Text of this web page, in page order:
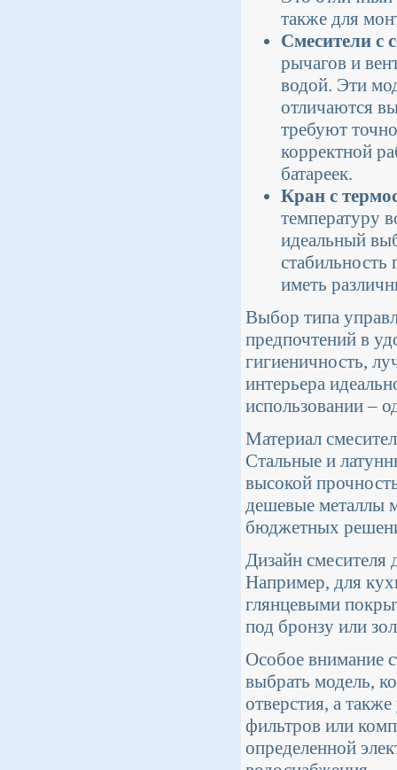
также для
Смесители с
рычагов и
водой. Эти
отличаются
требуют
корректной
батареек.
Кран с
температуру
идеальный
иметь
Выбор типа
предпочтений в
гигиеничность,
интерьера
использовании –
Материал
Стальные и
высокой
дешевые металлы
бюджетных
Дизайн
Например, для
глянцевыми
под бронзу или
Особое внимание
выбрать модель,
отверстия, а
фильтров или
определенной